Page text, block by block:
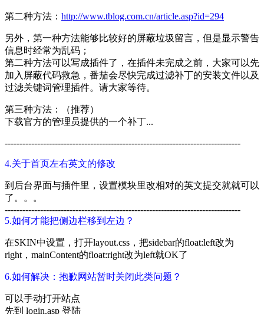
第二种方法： http://www.tblog.com.cn/article.asp?id=294
另外，第一种方法能够比较好的屏蔽垃圾留言，但是显示警告
信息时经常为乱码；
第二种方法可以写成插件了，在插件未完成之前，大家可以先
加入屏蔽代码救急，番茄会尽快完成过滤补丁的安装文件以及
过滤关键词管理插件。请大家等待。
第三种方法：（推荐）
下载官方的管理员提供的一个补丁...
--------------------------------------------------------------------------------
4.关于首页左右英文的修改
到后台界面与插件里，设置模块里改相对的英文提交就就可以
了。。。
--------------------------------------------------------------------------------
5.如何才能把侧边栏移到左边？
在SKIN中设置，打开layout.css，把sidebar的float:left改为
right，mainContent的float:right改为left就OK了
6.如何解决：抱歉网站暂时关闭此类问题？
可以手动打开站点
先到 login.asp 登陆